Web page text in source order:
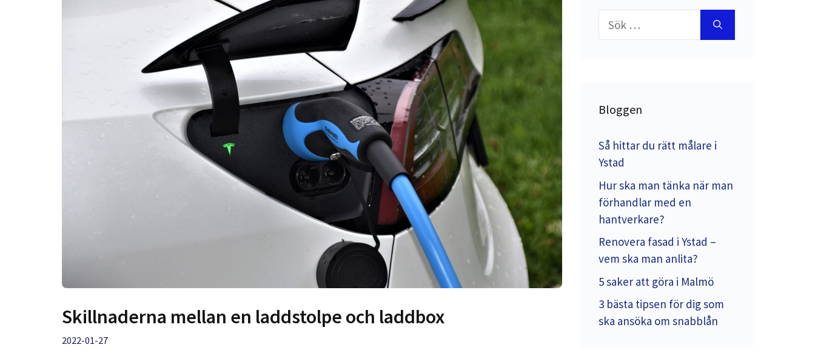
Skillnaderna mellan en laddstolpe och laddbox
2022-01-27
Sök
Bloggen
Så hittar du rätt målare i
Ystad
Hur ska man tänka när man
förhandlar med en
hantverkare?
Renovera fasad i Ystad –
vem ska man anlita?
5 saker att göra i Malmö
3 bästa tipsen för dig som
ska ansöka om snabblån